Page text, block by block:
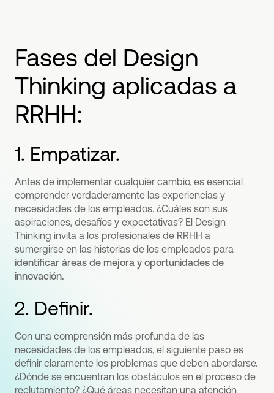
Fases del Design
Thinking aplicadas a
RRHH:
1. Empatizar.
Antes de implementar cualquier cambio, es esencial
comprender verdaderamente las experiencias y
necesidades de los empleados. ¿Cuáles son sus
aspiraciones, desafíos y expectativas? El Design
Thinking invita a los profesionales de RRHH a
sumergirse en las historias de los empleados para
identificar áreas de mejora y oportunidades de
innovación.
2. Definir.
Con una comprensión más profunda de las
necesidades de los empleados, el siguiente paso es
definir claramente los problemas que deben abordarse.
¿Dónde se encuentran los obstáculos en el proceso de
reclutamiento? ¿Qué áreas necesitan una atención